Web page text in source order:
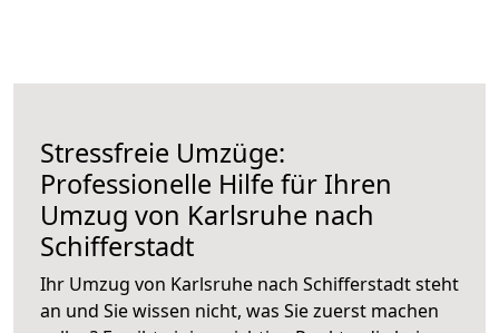
Stressfreie Umzüge:
Professionelle Hilfe für Ihren
Umzug von Karlsruhe nach
Schifferstadt
Ihr Umzug von Karlsruhe nach Schifferstadt steht
an und Sie wissen nicht, was Sie zuerst machen